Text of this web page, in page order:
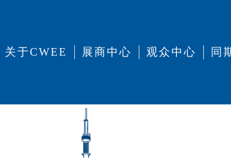
关于CWEE 展商中心 观众中心 同